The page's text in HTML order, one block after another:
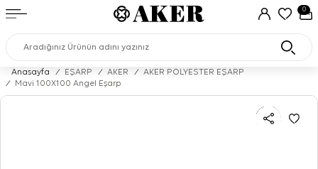
0
Anasayfa / EŞARP / AKER /
AKER POLYESTER EŞARP
/
Mavi 100X100 Angel Eşarp